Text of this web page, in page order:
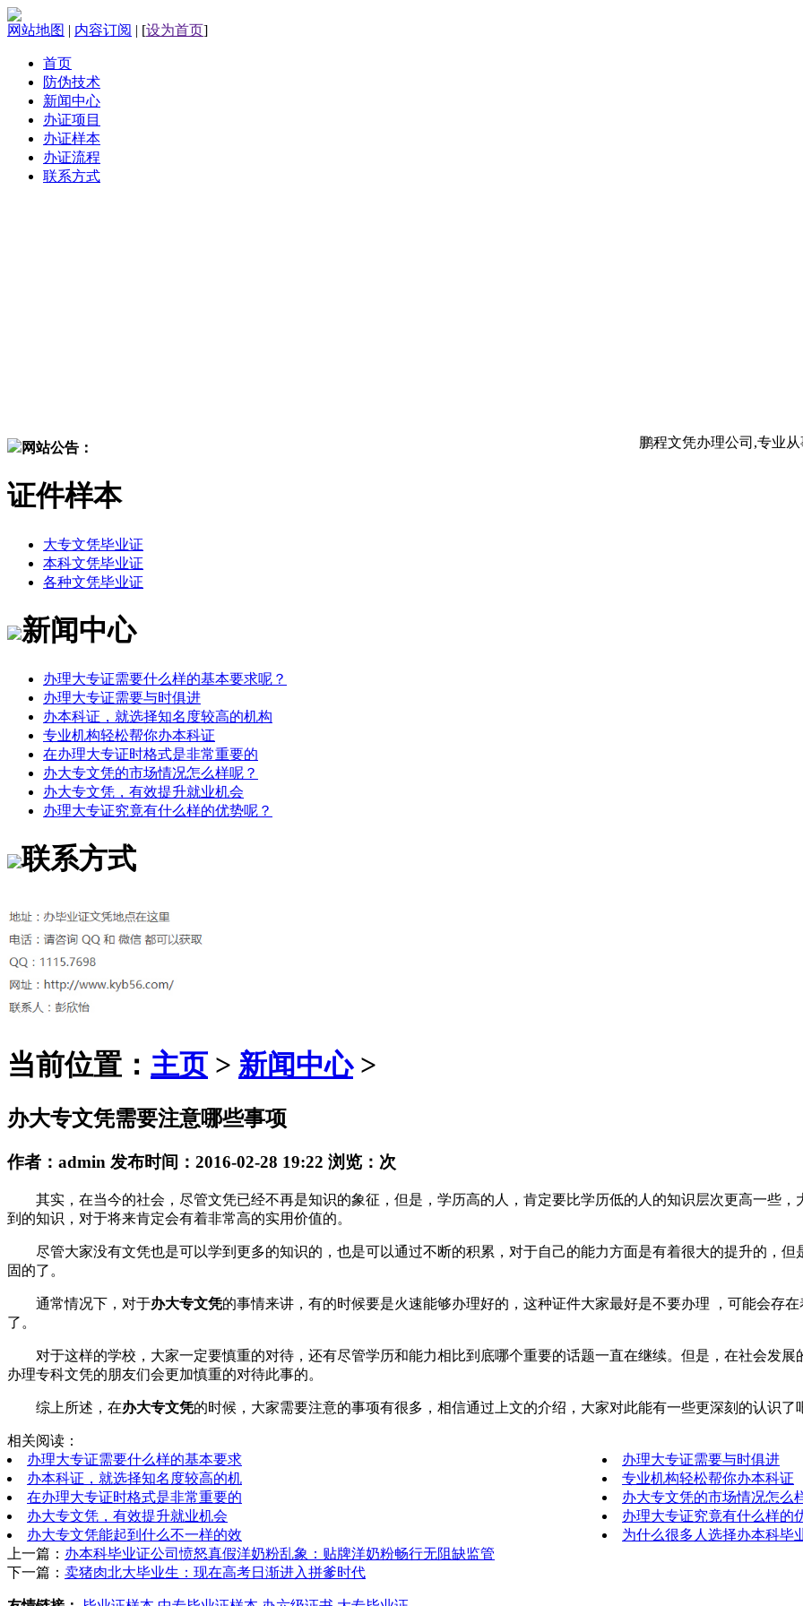
网站地图 | 内容订阅 | [设为首页]
首页
防伪技术
新闻中心
办证项目
办证样本
办证流程
联系方式
网站公告： 鹏程文凭办理公司,专业从
证件样本
大专文凭毕业证
本科文凭毕业证
各种文凭毕业证
新闻中心
办理大专证需要什么样的基本要求呢？
办理大专证需要与时俱进
办本科证，就选择知名度较高的机构
专业机构轻松帮你办本科证
在办理大专证时格式是非常重要的
办大专文凭的市场情况怎么样呢？
办大专文凭，有效提升就业机会
办理大专证究竟有什么样的优势呢？
联系方式
当前位置： 主页 > 新闻中心>
办大专文凭需要注意哪些事项
作者： admin 发布时间： 2016-02-28 19:22 浏览： 次
其实，在当今的社会，尽管文凭已经不再是知识的象征，但是，学历高的人，肯定要比学历低的人的知识层次更高一些，
到的知识，对于将来肯定会有着非常高的实用价值的。
尽管大家没有文凭也是可以学到更多的知识的，也是可以通过不断的积累，对于自己的能力方面是有着很大的提升的，
固的了。
通常情况下，对于办大专文凭的事情来讲，有的时候要是火速能够办理好的，这种证件大家最好是不要办理 ，可能会存
了。
对于这样的学校，大家一定要慎重的对待，还有尽管学历和能力相比到底哪个重要的话题一直在继续。但是，在社会发
办理专科文凭的朋友们会更加慎重的对待此事的。
综上所述，在办大专文凭的时候，大家需要注意的事项有很多，相信通过上文的介绍，大家对此能有一些更深刻的认识
相关阅读：
办理大专证需要什么样的基本要求
办理大专证需要与时俱进
办本科证，就选择知名度较高的机
专业机构轻松帮你办本科证
在办理大专证时格式是非常重要的
办大专文凭的市场情况怎么
办大专文凭，有效提升就业机会
办理大专证究竟有什么样的
办大专文凭能起到什么不一样的效
为什么很多人选择办本科毕
上一篇： 办本科毕业证公司愤怒真假洋奶粉乱象：贴牌洋奶粉畅行无阻缺监管
下一篇： 卖猪肉北大毕业生：现在高考日渐进入拼爹时代